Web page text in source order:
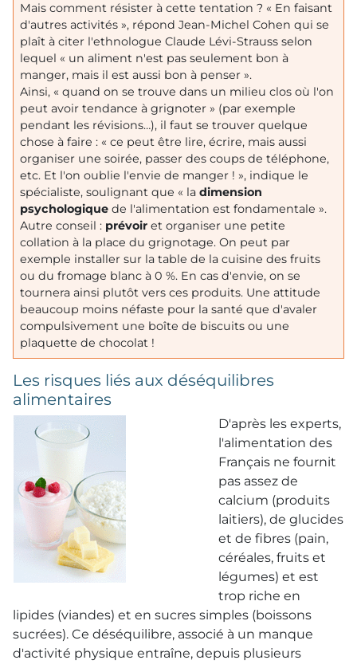
Mais comment résister à cette tentation ? « En faisant
d'autres activités », répond Jean-Michel Cohen qui se
plaît à citer l'ethnologue Claude Lévi-Strauss selon
lequel « un aliment n'est pas seulement bon à
manger, mais il est aussi bon à penser ».
Ainsi, « quand on se trouve dans un milieu clos où l'on
peut avoir tendance à grignoter » (par exemple
pendant les révisions…), il faut se trouver quelque
chose à faire : « ce peut être lire, écrire, mais aussi
organiser une soirée, passer des coups de téléphone,
etc. Et l'on oublie l'envie de manger ! », indique le
spécialiste, soulignant que « la dimension
psychologique de l'alimentation est fondamentale ».
Autre conseil : prévoir et organiser une petite
collation à la place du grignotage. On peut par
exemple installer sur la table de la cuisine des fruits
ou du fromage blanc à 0 %. En cas d'envie, on se
tournera ainsi plutôt vers ces produits. Une attitude
beaucoup moins néfaste pour la santé que d'avaler
compulsivement une boîte de biscuits ou une
plaquette de chocolat !
Les risques liés aux déséquilibres
alimentaires
D'après les experts,
l'alimentation des
Français ne fournit
pas assez de
calcium (produits
laitiers), de glucides
et de fibres (pain,
céréales, fruits et
légumes) et est
trop riche en
lipides (viandes) et en sucres simples (boissons
sucrées). Ce déséquilibre, associé à un manque
d'activité physique entraîne, depuis plusieurs